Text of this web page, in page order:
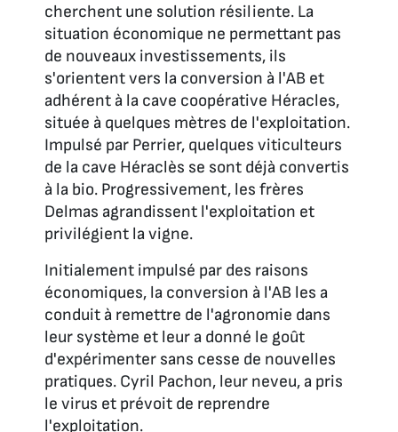
cherchent une solution résiliente. La
situation économique ne permettant pas
de nouveaux investissements, ils
s'orientent vers la conversion à l'AB et
adhérent à la cave coopérative Héracles,
située à quelques mètres de l'exploitation.
Impulsé par Perrier, quelques viticulteurs
de la cave Héraclès se sont déjà convertis
à la bio. Progressivement, les frères
Delmas agrandissent l'exploitation et
privilégient la vigne.
Initialement impulsé par des raisons
économiques, la conversion à l'AB les a
conduit à remettre de l'agronomie dans
leur système et leur a donné le goût
d'expérimenter sans cesse de nouvelles
pratiques. Cyril Pachon, leur neveu, a pris
le virus et prévoit de reprendre
l'exploitation.